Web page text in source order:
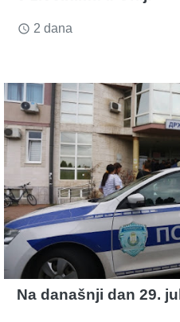
access_time 2 dana
Na današnji dan 29. jul